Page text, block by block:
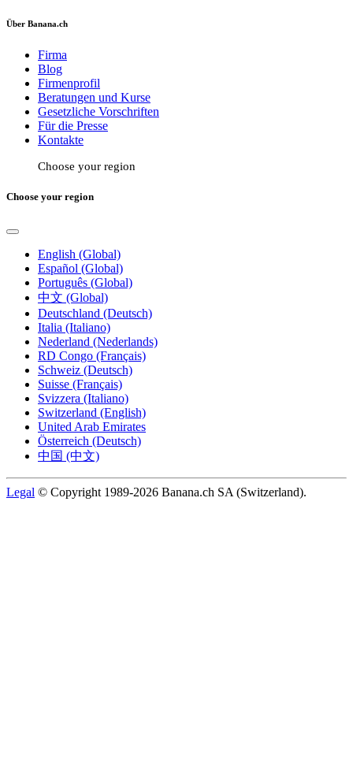
Über Banana.ch
Firma
Blog
Firmenprofil
Beratungen und Kurse
Gesetzliche Vorschriften
Für die Presse
Kontakte
Choose your region
Choose your region
English (Global)
Español (Global)
Português (Global)
中文 (Global)
Deutschland (Deutsch)
Italia (Italiano)
Nederland (Nederlands)
RD Congo (Français)
Schweiz (Deutsch)
Suisse (Français)
Svizzera (Italiano)
Switzerland (English)
United Arab Emirates
Österreich (Deutsch)
中国 (中文)
Legal © Copyright 1989-2026 Banana.ch SA (Switzerland).